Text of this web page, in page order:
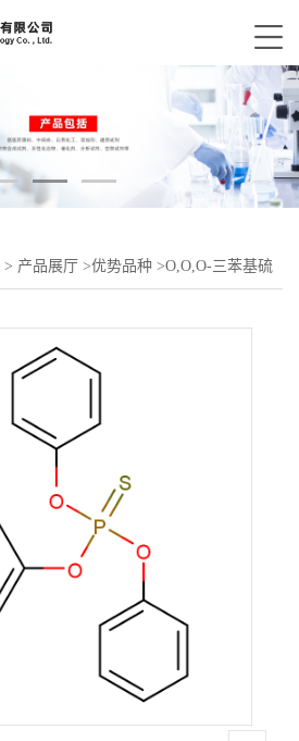
> 产品展厅 >优势品种 >O,O,O-三苯基硫